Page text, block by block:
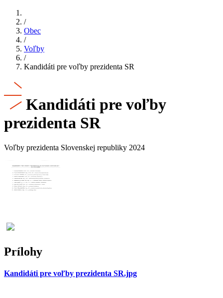
/
Obec
/
Voľby
/
Kandidáti pre voľby prezidenta SR
Kandidáti pre voľby
prezidenta SR
Voľby prezidenta Slovenskej republiky 2024
Prílohy
Kandidáti pre voľby prezidenta SR.jpg